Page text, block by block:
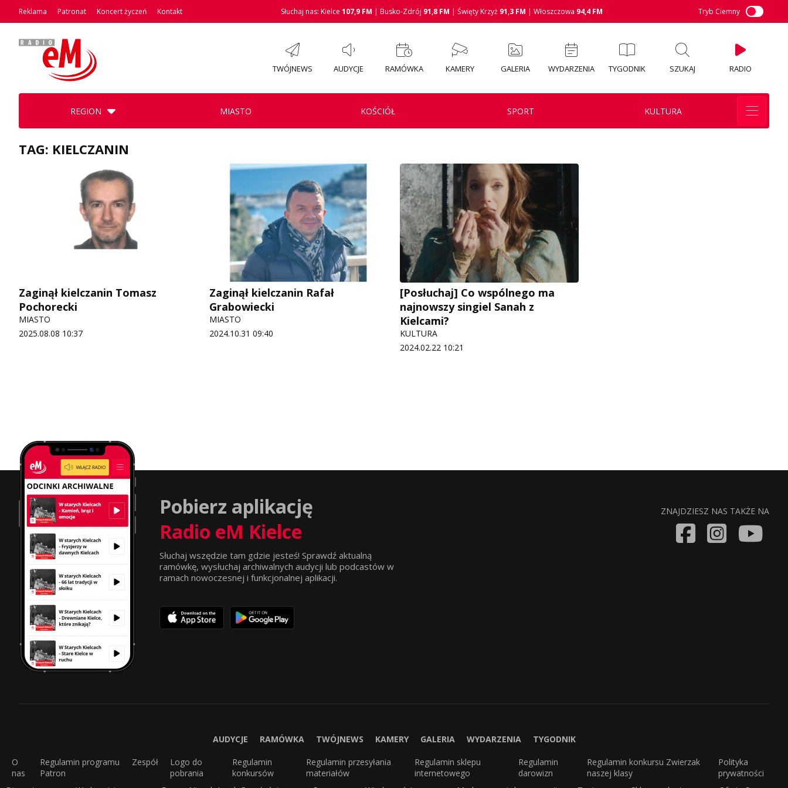
Reklama Patronat Koncert życzeń Kontakt Słuchaj nas: Kielce 107,9 FM | Busko-Zdrój 91,8 FM | Święty Krzyż 91,3 FM | Włoszczowa 94,4 FM Tryb Ciemny
TWÓJNEWS AUDYCJE RAMÓWKA KAMERY GALERIA WYDARZENIA TYGODNIK SZUKAJ RADIO
REGION MIASTO KOŚCIÓŁ SPORT KULTURA
TAG: KIELCZANIN
Zaginął kielczanin Tomasz
Pochorecki
MIASTO
2025.08.08 10:37
Zaginął kielczanin Rafał
Grabowiecki
MIASTO
2024.10.31 09:40
[Posłuchaj] Co wspólnego ma
najnowszy singiel Sanah z
Kielcami?
KULTURA
2024.02.22 10:21
Pobierz aplikację
Radio eM Kielce
Słuchaj wszędzie tam gdzie jesteś! Sprawdź aktualną
ramówkę, wysłuchaj archiwalnych audycji lub podcastów w
ramach nowoczesnej i funkcjonalnej aplikacji.
ZNAJDZIESZ NAS TAKŻE NA
AUDYCJE RAMÓWKA TWÓJNEWS KAMERY GALERIA WYDARZENIA TYGODNIK
O
nas
Regulamin programu
Patron
Zespół
Logo do
pobrania
Regulamin
konkursów
Regulamin przesyłania
materiałów
Regulamin sklepu
internetowego
Regulamin
darowizn
Regulamin konkursu Zwierzak
naszej klasy
Polityka
prywatności